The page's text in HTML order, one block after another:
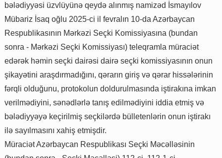
bələdiyyəsi üzvlüyünə qeydə alınmış namizəd İsmayılov
Mübariz İsaq oğlu 2025-ci il fevralın 10-da Azərbaycan
Respublikasının Mərkəzi Seçki Komissiyasına (bundan
sonra - Mərkəzi Seçki Komissiyası) teleqramla müraciət
edərək həmin seçki dairəsi dairə seçki komissiyasının onun
şikayətini araşdırmadığını, qərarın giriş və qərar hissələrinin
fərqli olduğunu, protokolun doldurulmasında iştirakına imkan
verilmədiyini, sənədlərlə tanış edilmədiyini iddia etmiş və
bələdiyyəyə keçirilmiş seçkilərdə bülletenlərin onun iştirakı
ilə sayılmasını xahiş etmişdir.
Müraciət Azərbaycan Respublikası Seçki Məcəlləsinin